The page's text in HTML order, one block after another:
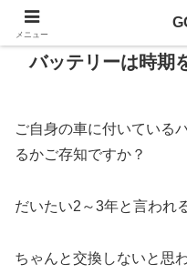
バッテリーは時期
ご自身の車に付いている
るかご存知ですか？
だいたい2～3年と言われ
ちゃんと交換しないと思
メニュー